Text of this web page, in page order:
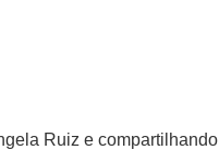
Ruiz e compartilhando